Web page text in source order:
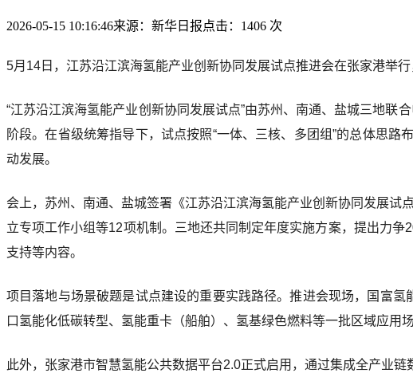
2026-05-15 10:16:46来源：新华日报点击：1406 次
5月14日，江苏沿江滨海氢能产业创新协同发展试点推进会在张家港举
“江苏沿江滨海氢能产业创新协同发展试点”由苏州、南通、盐城三地
阶段。在省级统筹指导下，试点按照“一体、三核、多团组”的总体思
动发展。
会上，苏州、南通、盐城签署《江苏沿江滨海氢能产业创新协同发展
立专项工作小组等12项机制。三地还共同制定年度实施方案，提出力
支持等内容。
项目落地与场景破题是试点建设的重要实践路径。推进会现场，国富
口氢能化低碳转型、氢能重卡（船舶）、氢基绿色燃料等一批区域应用
此外，张家港市智慧氢能公共数据平台2.0正式启用，通过集成全产业